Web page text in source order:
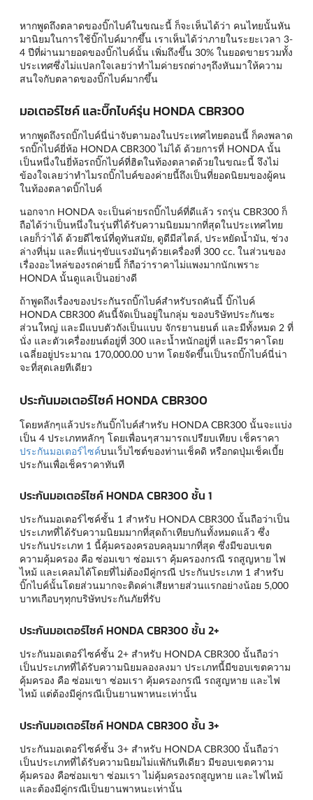
หากพูดถึงตลาดของบิ๊กไบค์ในขณะนี้ ก็จะเห็นได้ว่า คนไทยนั้นหัน
มานิยมในการใช้บิ๊กไบค์มากขึ้น เราเห็นได้ว่าภายในระยะเวลา 3-
4 ปีที่ผ่านมายอดของบิ๊กไบค์นั้น เพิ่มถึงขึ้น 30% ในยอดขายรวมทั้ง
ประเทศซึ่งไม่แปลกใจเลยว่าทำไมค่ายรถต่างๆถึงหันมาให้ความ
สนใจกับตลาดของบิ๊กไบค์มากขึ้น
มอเตอร์ไซค์ และบิ๊กไบค์รุ่น HONDA CBR300
หากพูดถึงรถบิ๊กไบค์นี่น่าจับตามองในประเทศไทยตอนนี้ ก็คงพลาด
รถบิ๊กไบค์ยี่ห้อ HONDA CBR300 ไม่ได้ ด้วยการที่ HONDA นั้น
เป็นหนึ่งในยี่ห้อรถบิ๊กไบค์ที่ฮิตในท้องตลาดด้วยในขณะนี้ จึงไม่
ข้องใจเลยว่าทำไมรถบิ๊กไบค์ของค่ายนี้ถึงเป็นที่ยอดนิยมของผู้คน
ในท้องตลาดบิ๊กไบค์
นอกจาก HONDA จะเป็นค่ายรถบิ๊กไบค์ที่ดีแล้ว รถรุ่น CBR300 ก็
ถือได้ว่าเป็นหนึ่งในรุ่นที่ได้รับความนิยมมากที่สุดในประเทศไทย
เลยก็ว่าได้ ด้วยดีไซน์ที่ดูทันสมัย, ดูดีมีสไตล์, ประหยัดน้ำมัน, ช่วง
ล่างที่นุ่ม และที่แน่ๆขับแรงมันๆด้วยเครื่องที่ 300 cc. ในส่วนของ
เรื่องอะไหล่ของรถค่ายนี้ ก็ถือว่าราคาไม่แพงมากนักเพราะ
HONDA นั้นดูแลเป็นอย่างดี
ถ้าพูดถึงเรื่องของประกันรถบิ๊กไบค์สำหรับรถคันนี้ บิ๊กไบค์
HONDA CBR300 คันนี้จัดเป็นอยู่ในกลุ่ม ของบริษัทประกันซะ
ส่วนใหญ่ และมีแบบตัวถังเป็นแบบ จักรยานยนต์ และมีทั้งหมด 2 ที่
นั่ง และตัวเครื่องยนต์อยู่ที่ 300 และน้ำหนักอยู่ที่ และมีราคาโดย
เฉลี่ยอยู่ประมาณ 170,000.00 บาท โดยจัดขึ้นเป็นรถบิ๊กไบค์นี่น่า
จะที่สุดเลยทีเดียว
ประกันมอเตอร์ไซค์ HONDA CBR300
โดยหลักๆแล้วประกันบิ๊กไบค์สำหรับ HONDA CBR300 นั้นจะแบ่ง
เป็น 4 ประเภทหลักๆ โดยเพื่อนๆสามารถเปรียบเทียบ เช็คราคา
ประกันมอเตอร์ไซค์บนเว็บไซต์ของท่านเช็คดิ หรือกดปุ่มเช็คเบี้ย
ประกันเพื่อเช็คราคาทันที
ประกันมอเตอร์ไซค์ HONDA CBR300 ชั้น 1
ประกันมอเตอร์ไซค์ชั้น 1 สำหรับ HONDA CBR300 นั้นถือว่าเป็น
ประเภทที่ได้รับความนิยมมากที่สุดถ้าเทียบกันทั้งหมดแล้ว ซึ่ง
ประกันประเภท 1 นี้คุ้มครองครอบคลุมมากที่สุด ซึ่งมีขอบเขต
ความคุ้มครอง คือ ซ่อมเขา ซ่อมเรา คุ้มครองกรณี รถสูญหาย ไฟ
ไหม้ และเคลมได้โดยที่ไม่ต้องมีคู่กรณี ประกันประเภท 1 สำหรับ
บิ๊กไบค์นั้นโดยส่วนมากจะติดค่าเสียหายส่วนแรกอย่างน้อย 5,000
บาทเกือบๆทุกบริษัทประกันภัยที่รับ
ประกันมอเตอร์ไซค์ HONDA CBR300 ชั้น 2+
ประกันมอเตอร์ไซค์ชั้น 2+ สำหรับ HONDA CBR300 นั้นถือว่า
เป็นประเภทที่ได้รับความนิยมลองลงมา ประเภทนี้มีขอบเขตความ
คุ้มครอง คือ ซ่อมเขา ซ่อมเรา คุ้มครองกรณี รถสูญหาย และไฟ
ไหม้ แต่ต้องมีคู่กรณีเป็นยานพาหนะเท่านั้น
ประกันมอเตอร์ไซค์ HONDA CBR300 ชั้น 3+
ประกันมอเตอร์ไซค์ชั้น 3+ สำหรับ HONDA CBR300 นั้นถือว่า
เป็นประเภทที่ได้รับความนิยมไม่แพ้กันทีเดียว มีขอบเขตความ
คุ้มครอง คือซ่อมเขา ซ่อมเรา ไม่คุ้มครองรถสูญหาย และไฟไหม้
และต้องมีคู่กรณีเป็นยานพาหนะเท่านั้น